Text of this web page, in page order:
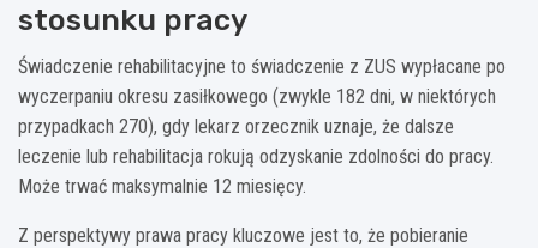
stosunku pracy
Świadczenie rehabilitacyjne to świadczenie z ZUS wypłacane po
wyczerpaniu okresu zasiłkowego (zwykle 182 dni, w niektórych
przypadkach 270), gdy lekarz orzecznik uznaje, że dalsze
leczenie lub rehabilitacja rokują odzyskanie zdolności do pracy.
Może trwać maksymalnie 12 miesięcy.
Z perspektywy prawa pracy kluczowe jest to, że pobieranie